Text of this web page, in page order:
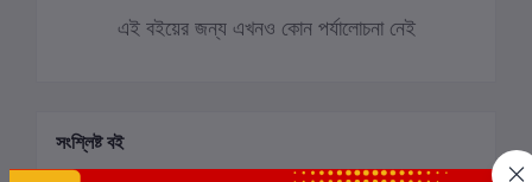
এই বইয়ের জন্য এখনও কোন পর্যালোচনা নেই
সংশ্লিষ্ট বই